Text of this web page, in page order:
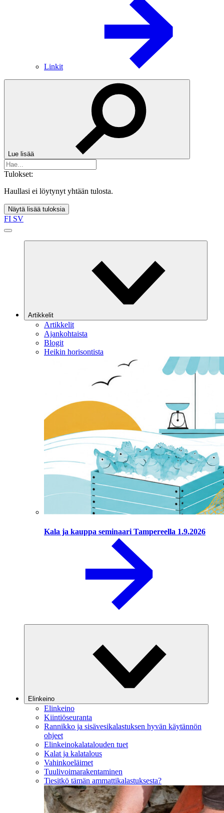
Linkit
Lue lisää
Tulokset:
Haullasi ei löytynyt yhtään tulosta.
Näytä lisää tuloksia
FI SV
Artikkelit
Artikkelit
Ajankohtaista
Blogit
Heikin horisontista
Kala ja kauppa seminaari Tampereella 1.9.2026
Elinkeino
Elinkeino
Kiintiöseuranta
Rannikko ja sisävesikalastuksen hyvän käytännön
ohjeet
Elinkeinokalatalouden tuet
Kalat ja kalatalous
Vahinkoeläimet
Tuulivoimarakentaminen
Tiesitkö tämän ammattikalastuksesta?